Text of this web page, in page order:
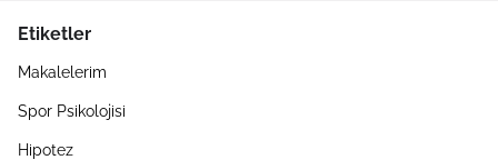
Etiketler
Makalelerim
Spor Psikolojisi
Hipotez